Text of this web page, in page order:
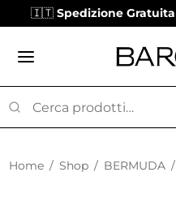
🇮🇹 Spedizione Gratuita
Home / Shop / BERMUDA /